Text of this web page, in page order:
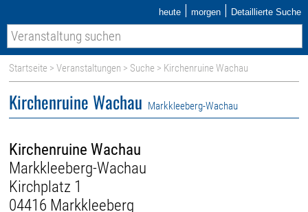
heute | morgen | Detaillierte Suche
Startseite >Veranstaltungen > Suche > Kirchenruine Wachau
Kirchenruine Wachau Markkleeberg-Wachau
Kirchenruine Wachau
Markkleeberg-Wachau
Kirchplatz 1
04416 Markkleeberg